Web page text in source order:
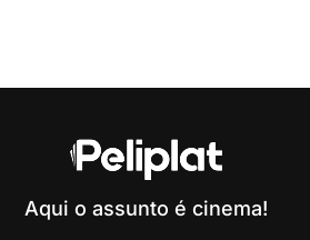
Aqui o assunto é cinema!